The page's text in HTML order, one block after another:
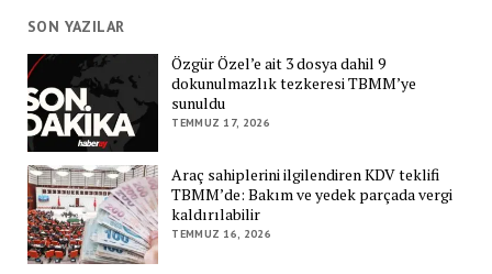
SON YAZILAR
Özgür Özel’e ait 3 dosya dahil 9
dokunulmazlık tezkeresi TBMM’ye
sunuldu
TEMMUZ 17, 2026
Araç sahiplerini ilgilendiren KDV teklifi
TBMM’de: Bakım ve yedek parçada vergi
kaldırılabilir
TEMMUZ 16, 2026